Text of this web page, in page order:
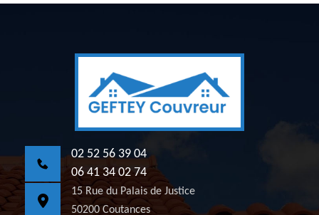
02 52 56 39 04
06 41 34 02 74
15 Rue du Palais de Justice
50200 Coutances